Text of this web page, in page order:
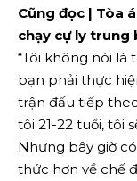
Cũng đọc | Tòa
chạy cự ly trung
“Tôi không nói là
bạn phải thực
trận đấu tiếp
tôi 21-22 tuổi, tôi
Nhưng bây giờ
thức hơn về chế